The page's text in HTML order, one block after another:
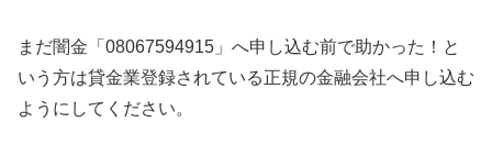
まだ闇金「08067594915」へ申し込む前で助かった！と
いう方は貸金業登録されている正規の金融会社へ申し込む
ようにしてください。